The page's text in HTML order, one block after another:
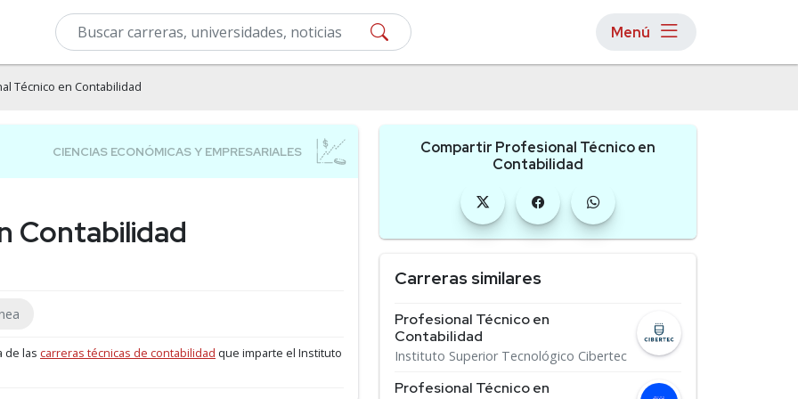
Menú
Técnico en Contabilidad
Contabilidad
de las carreras técnicas de contabilidad que imparte el Instituto
Compartir Profesional Técnico en
Contabilidad
Carreras similares
Profesional Técnico en
Contabilidad
Instituto Superior Tecnológico Cibertec
Profesional Técnico en